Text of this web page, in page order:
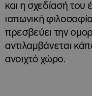
και η σχεδίασή του
ιαπωνική
πρεσβεύει την
αντιλαμβάνεται
ανοιχτό χώρο.